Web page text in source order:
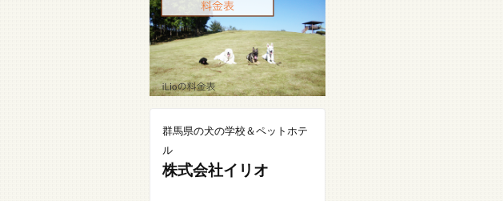
群馬県の犬の学校＆ペットホテ
ル
株式会社イリオ